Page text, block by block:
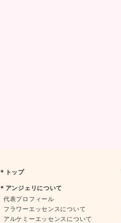
＊トップ
＊アンジェリについて
代表プロフィール
フラワーエッセンスについて
アルケミーエッセンスについて